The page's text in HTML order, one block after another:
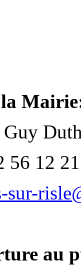
la
Guy
56 12 21
sur-
au